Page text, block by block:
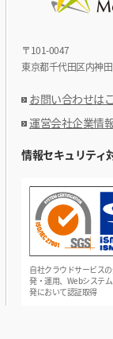
〒101-0047
東京都千代田区内神
お問い合わせは
運営会社企業情
情報セキュリティ
自社クラウドサービス
発・運用、Webシステ
発において認証取得